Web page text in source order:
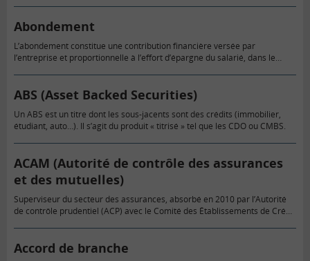
Abondement
L’abondement constitue une contribution financière versée par
l’entreprise et proportionnelle à l’effort d’épargne du salarié, dans le
ABS (Asset Backed Securities)
Un ABS est un titre dont les sous-jacents sont des crédits (immobilier,
étudiant, auto…). Il s’agit du produit « titrisé » tel que les CDO ou CMBS.
ACAM (Autorité de contrôle des assurances
et des mutuelles)
Superviseur du secteur des assurances, absorbé en 2010 par l’Autorité
de contrôle prudentiel (ACP) avec le Comité des Établissements de Crédit
Accord de branche